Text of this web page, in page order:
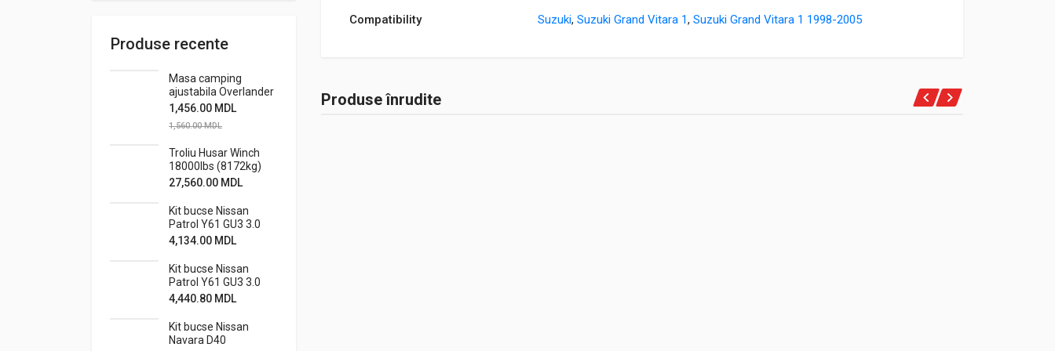
Produse recente
Masa camping
ajustabila Overlander
1,456.00 MDL
1,560.00MDL
Troliu Husar Winch
18000lbs (8172kg)
24V
27,560.00 MDL
Kit bucse Nissan
Patrol Y61 GU3 3.0
standard cu bucse
road
4,134.00 MDL
Kit bucse Nissan
Patrol Y61 GU3 3.0
standard cu bucse
metalice+stabiliz.
off-road
4,440.80 MDL
Kit bucse Nissan
Navara D40
Compatibility Suzuki, Suzuki Grand Vitara 1, Suzuki Grand Vitara 1 1998-2005
Produse înrudite